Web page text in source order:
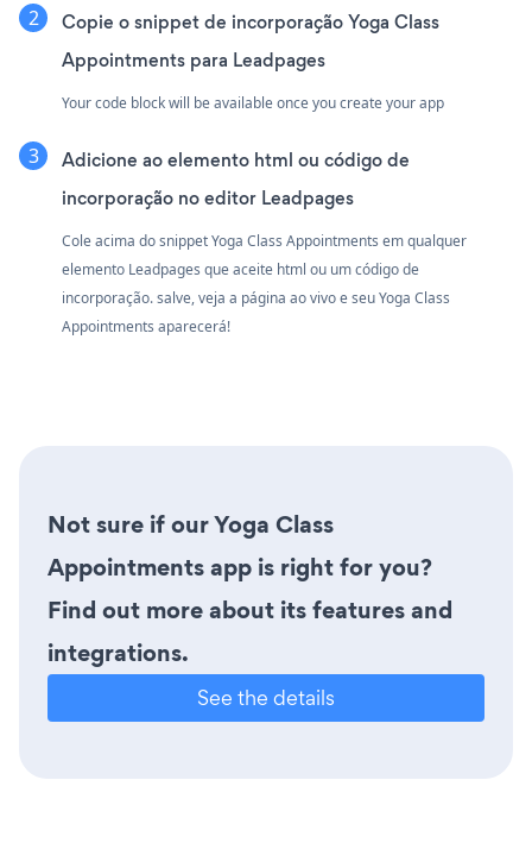
Copie o snippet de incorporação Yoga Class
Appointments para Leadpages
Your code block will be available once you create your app
Adicione ao elemento html ou código de
incorporação no editor Leadpages
Cole acima do snippet Yoga Class Appointments em qualquer
elemento Leadpages que aceite html ou um código de
incorporação. salve, veja a página ao vivo e seu Yoga Class
Appointments aparecerá!
Not sure if our Yoga Class
Appointments app is right for you?
Find out more about its features and
integrations.
See the details